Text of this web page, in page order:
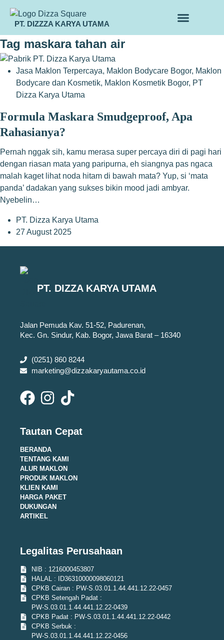
PT. DIZZZA KARYA UTAMA
Tag maskara tahan air
Jasa Maklon Terpercaya, Maklon Bodycare Bogor, Maklon
Bodycare dan Kosmetik, Maklon Kosmetik Bogor, PT
Dizza Karya Utama
Formula Maskara Smudgeproof, Apa
Rahasianya?
Pernah nggak sih, kamu merasa super percaya diri di pagi hari
dengan riasan mata yang paripurna, eh siangnya pas ngaca
malah kaget lihat noda hitam di bawah mata? Yup, si ‘mata
panda’ dadakan yang sukses bikin mood jadi ambyar.
Nyebelin…
PT. Dizza Karya Utama
27 August 2025
PT. DIZZA KARYA UTAMA
Jalan Pemuda Kav. 51-52, Padurenan,
Kec. Gn. Sindur, Kab. Bogor, Jawa Barat – 16340
(0251) 860 8244
marketing@dizzakaryautama.co.id
Tautan Cepat
BERANDA
TENTANG KAMI
ALUR MAKLON
PRODUK MAKLON
KLIEN KAMI
HARGA PAKET
DUKUNGAN
ARTIKEL
Legalitas Perusahaan
NIB : 1216000453807
HALAL : ID36310000098060121
CPKB Cairan : PW-S.03.01.1.44.441.12.22-0457
CPKB Setengah Padat :
PW-S.03.01.1.44.441.12.22-0439
CPKB Padat : PW-S.03.01.1.44.441.12.22-0442
CPKB Serbuk :
PW-S.03.01.1.44.441.12.22-0456